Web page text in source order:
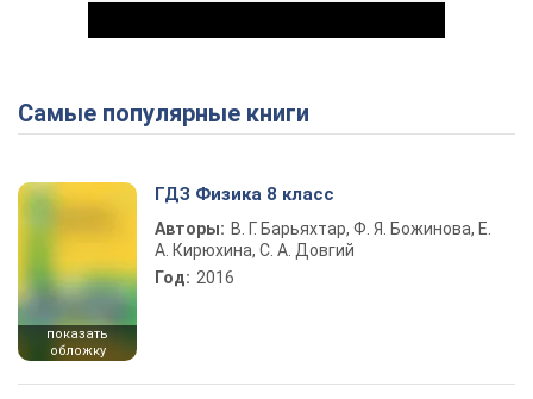
Play Video
Самые популярные книги
показать
обложку
ГДЗ Физика 8 класс
Авторы: В. Г. Барьяхтар, Ф. Я. Божинова, Е.
А. Кирюхина, С. А. Довгий
Год: 2016